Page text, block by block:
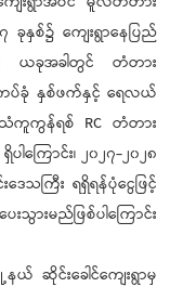
နှစ်၌ ကျေးရွာနေပြည်
၊ ယခုအခါတွင် တံတား
ပ်ခုံ နှစ်ဖက်နှင့် ရေလယ်
သံကူကွန်ရစ် RC တံတား
ြောင်း၊ ၂၀၂၇-၂၀၂၈
သကြီး ရရှိရန်ပုံငွေဖြင့်
သွားမည်ဖြစ်ပါကြောင်း
ဆိုင်းခေါင်ကျေးရွာမှ